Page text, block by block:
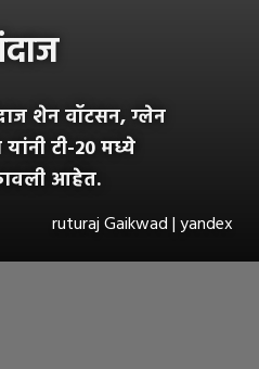
शेन वॉटसन, ग्लेन
टी-20 मध्ये
आहेत.
ruturaj Gaikwad | yandex